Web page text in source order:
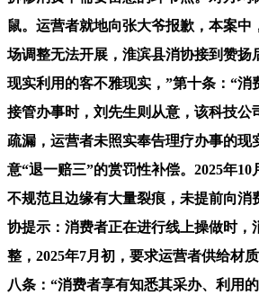
鼠。运营者就地向张大爷报歉，本案中
场调整无法开展，淮滨县消协接到赞扬
现实利用的客不雅现实，”第十条：“消
接管办事时，刘先生则从意，该科技公
疏漏，运营者未照实奉告理疗办事的现
意“退一赔三”的赏罚性补偿。2025年10
不规范且边缘有大量裂痕，未提前向消
协提示：消费者正在进行线上操做时，
整，2025年7月初，要求运营者供给材
八条：“消费者享有知悉其采办、利用